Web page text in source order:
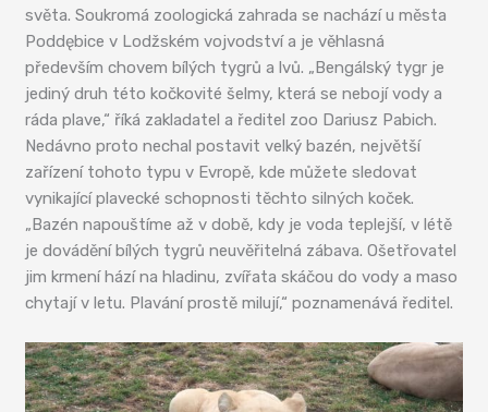
světa. Soukromá zoologická zahrada se nachází u města
Poddębice v Lodžském vojvodství a je věhlasná
především chovem bílých tygrů a lvů. „Bengálský tygr je
jediný druh této kočkovité šelmy, která se nebojí vody a
ráda plave,“ říká zakladatel a ředitel zoo Dariusz Pabich.
Nedávno proto nechal postavit velký bazén, největší
zařízení tohoto typu v Evropě, kde můžete sledovat
vynikající plavecké schopnosti těchto silných koček.
„Bazén napouštíme až v době, kdy je voda teplejší, v létě
je dovádění bílých tygrů neuvěřitelná zábava. Ošetřovatel
jim krmení hází na hladinu, zvířata skáčou do vody a maso
chytají v letu. Plavání prostě milují,“ poznamenává ředitel.